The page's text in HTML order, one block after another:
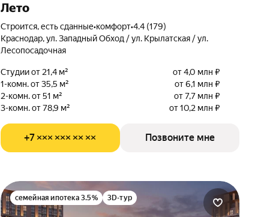
Лето
Строится, есть сданные•комфорт•4.4 (179)
Краснодар, ул. Западный Обход / ул. Крылатская / ул.
Лесопосадочная
Студии от 21,4 м²
от 4,0 млн ₽
1-комн. от 35,5 м²
от 6,1 млн ₽
2-комн. от 51 м²
от 7,7 млн ₽
3-комн. от 78,9 м²
от 10,2 млн ₽
+7 ××× ××× ×× ×× Позвоните мне
семейная ипотека 3.5% 3D-тур